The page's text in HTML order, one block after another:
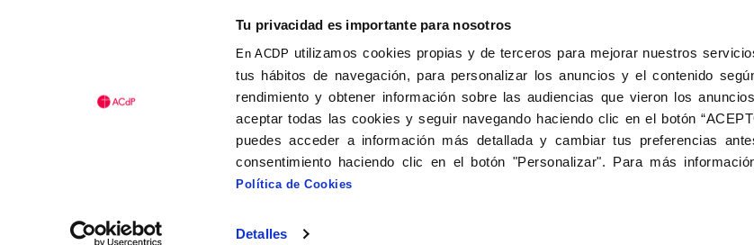
Tu privacidad es importante para nosotros
En ACDP utilizamos cookies propias y de terceros para mejorar nuestros
tus hábitos de navegación, para personalizar los anuncios y el contenido
rendimiento y obtener información sobre las audiencias que vieron los
aceptar todas las cookies y seguir navegando haciendo clic en el botón
puedes acceder a información más detallada y cambiar tus preferencias
consentimiento haciendo clic en el botón "Personalizar". Para más
Política de Cookies
Detalles
Calle Isaac Peral, 58 C.P.: 28040, Madrid
Tel (+34) 91 456 63 27
Fax: (+34) 91 535 19 98
acdp@acdp.es
Aviso Legal